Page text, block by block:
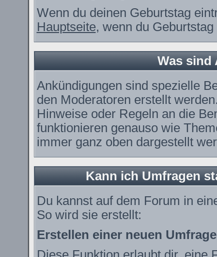
Wenn du deinen Geburtstag
Hauptseite, wenn du Geburtstag
Was sind
Ankündigungen sind spezielle
den Moderatoren erstellt
Hinweise oder Regeln an die
funktionieren genauso wie
immer ganz oben dargestellt
Kann ich Umfragen
Du kannst auf dem Forum in
So wird sie erstellt:
Erstellen einer neuen Umfrage